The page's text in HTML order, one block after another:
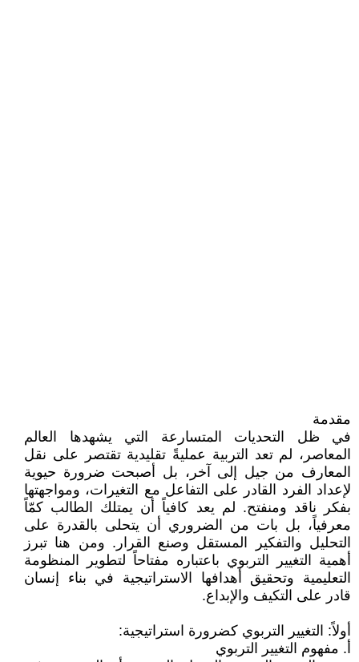
مقدمة
في ظل التحديات المتسارعة التي يشهدها العالم
المعاصر، لم تعد التربية عمليةً تقليدية تقتصر على نقل
المعارف من جيل إلى آخر، بل أصبحت ضرورة حيوية
لإعداد الفرد القادر على التفاعل مع التغيرات، ومواجهتها
بفكر ناقد ومنفتح. لم يعد كافياً أن يمتلك الطالب كمّاً
معرفياً، بل بات من الضروري أن يتحلى بالقدرة على
التحليل والتفكير المستقل وصنع القرار. ومن هنا تبرز
أهمية التغيير التربوي باعتباره مفتاحاً لتطوير المنظومة
التعليمية وتحقيق أهدافها الاستراتيجية في بناء إنسان
قادر على التكيف والإبداع.
أولاً: التغيير التربوي كضرورة استراتيجية:
أ. مفهوم التغيير التربوي